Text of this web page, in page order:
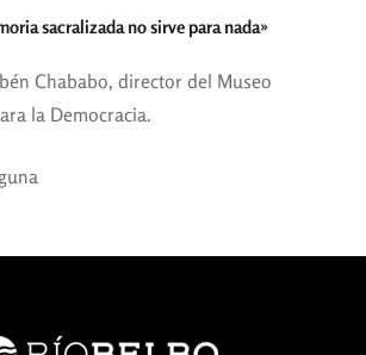
sacralizada no sirve para nada»
Chababo, director del Museo
la Democracia.